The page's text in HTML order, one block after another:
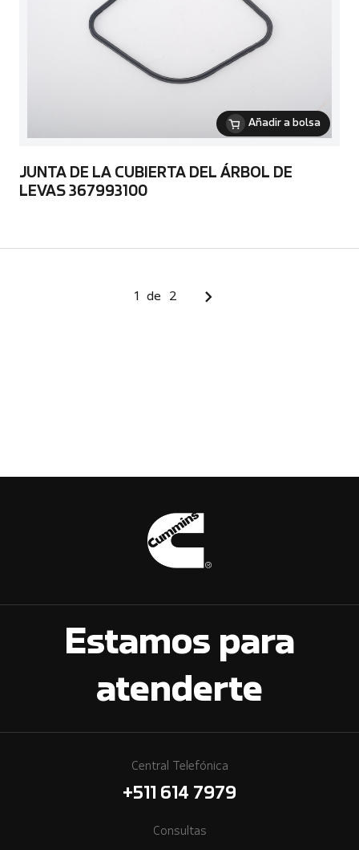
Añadir a bolsa
JUNTA DE LA CUBIERTA DEL ÁRBOL DE
LEVAS 367993100
1 de 2
Estamos para
atenderte
Central Telefónica
+511 614 7979
Consultas